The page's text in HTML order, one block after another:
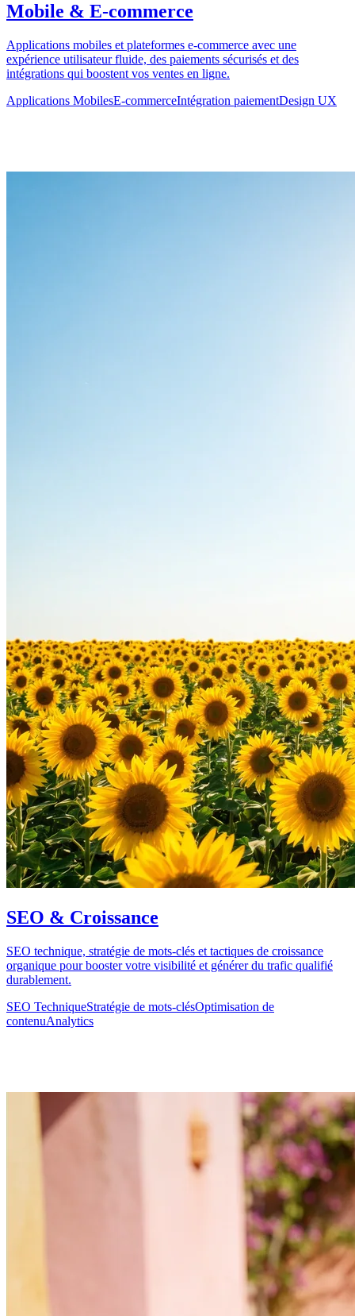
Mobile & E-commerce
Applications mobiles et plateformes e-commerce avec une
expérience utilisateur fluide, des paiements sécurisés et des
intégrations qui boostent vos ventes en ligne.
Applications MobilesE-commerceIntégration paiementDesign UX
SEO & Croissance
SEO technique, stratégie de mots-clés et tactiques de croissance
organique pour booster votre visibilité et générer du trafic qualifié
durablement.
SEO TechniqueStratégie de mots-clésOptimisation de
contenuAnalytics